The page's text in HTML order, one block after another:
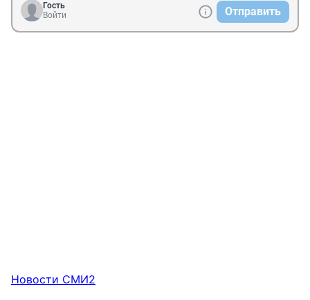
Гость
Войти
Отправить
Новости СМИ2